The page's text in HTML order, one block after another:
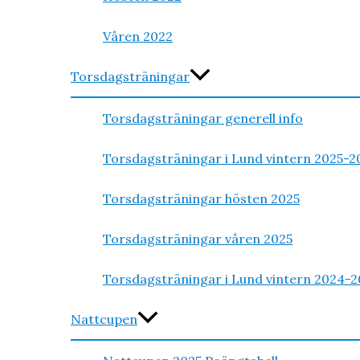
Våren 2022
Torsdagsträningar
Torsdagsträningar generell info
Torsdagsträningar i Lund vintern 2025-
Torsdagsträningar hösten 2025
Torsdagsträningar våren 2025
Torsdagsträningar i Lund vintern 2024-
Nattcupen